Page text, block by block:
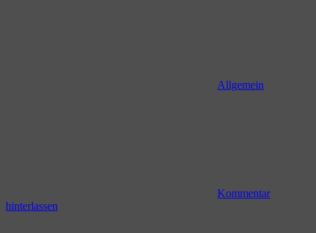
Allgemein
Kommentar
hinterlassen